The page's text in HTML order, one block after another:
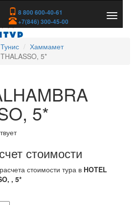
8 800 600-40-61
+7(846) 300-45-00
скрыть
Тунис
Хаммамет
5*
5*
стоимости
стоимости тура в HOTEL
, 5*